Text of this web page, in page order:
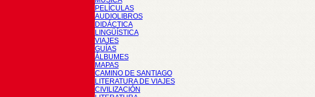
PELÍCULAS
AUDIOLIBROS
DIDÁCTICA
LINGÜÍSTICA
VIAJES
GUÍAS
ÁLBUMES
MAPAS
CAMINO DE SANTIAGO
LITERATURA DE VIAJES
CIVILIZACIÓN